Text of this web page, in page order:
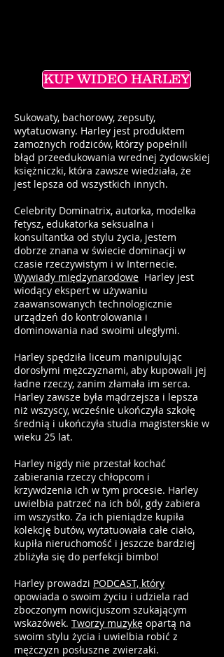
KUP WIDEO HARLEY
Sukowaty, bachorowy, zepsuty,
wytatuowany. Harley jest produktem
zamożnych rodziców, którzy popełnili
błąd przeedukowania wrednej żydowskiej
księżniczki, która zawsze wiedziała, że
jest lepsza od wszystkich innych.
Celebrity Dominatrix, autorka, modelka
fetysz, edukatorka seksualna i
konsultantka od stylu życia, jestem
dobrze znana w świecie dominacji w
czasie rzeczywistym i w Internecie.
Wywiady międzynarodowe Harley jest
wiodący ekspert w używaniu
zaawansowanych technologicznie
urządzeń do kontrolowania i
dominowania nad swoimi uległymi.
Harley spędziła liceum manipulując
dorosłymi mężczyznami, aby kupowali jej
ładne rzeczy, zanim złamała im serca.
Harley zawsze była mądrzejsza i lepsza
niż wszyscy, wcześnie ukończyła szkołę
średnią i ukończyła studia magisterskie w
wieku 25 lat.
Harley nigdy nie przestał kochać
zabierania rzeczy chłopcom i
krzywdzenia ich w tym procesie. Harley
uwielbia patrzeć na ich ból, gdy zabiera
im wszystko. Za ich pieniądze kupiła
kolekcję butów, wytatuowała całe ciało,
kupiła nieruchomość i jeszcze bardziej
zbliżyła się do perfekcji bimbo!
Harley prowadzi PODCAST, który
opowiada o swoim życiu i udziela rad
zboczonym nowicjuszom szukającym
wskazówek. Tworzy muzykę opartą na
swoim stylu życia i uwielbia robić z
mężczyzn posłuszne zwierzaki.